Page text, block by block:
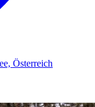
Österreich